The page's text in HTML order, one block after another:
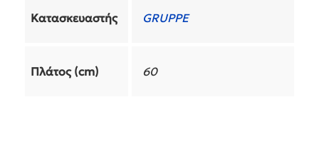
Κατασκευαστής GRUPPE
Πλάτος (cm) 60